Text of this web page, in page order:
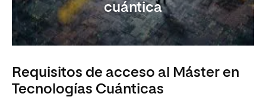
cuántica
Requisitos de acceso al Máster en
Tecnologías Cuánticas